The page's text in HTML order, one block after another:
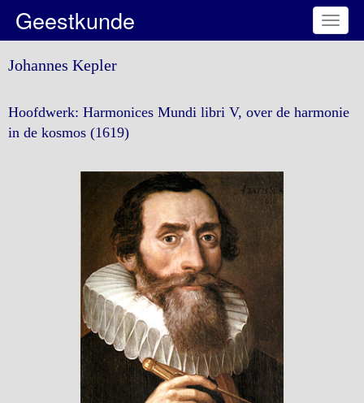
Toggle
Geestkunde
Johannes Kepler
Hoofdwerk: Harmonices Mundi libri V, over de harmonie
in de kosmos (1619)